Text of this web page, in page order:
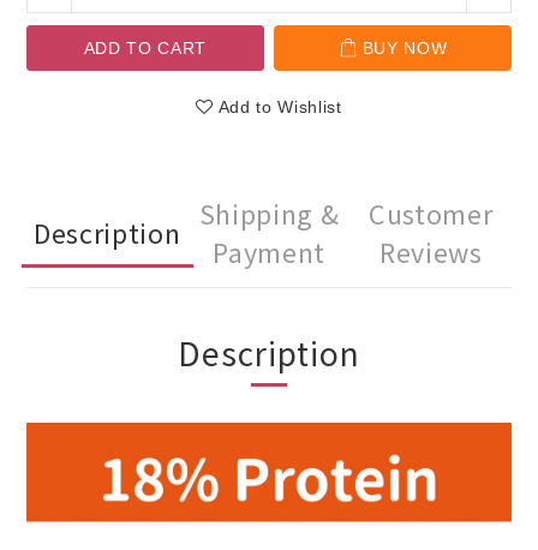
ADD TO CART BUY NOW
Add to Wishlist
Description
Shipping &
Payment
Customer
Reviews
Description